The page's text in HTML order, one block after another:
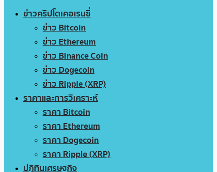
ข่าวคริปโตเคอเรนซี่
ข่าว Bitcoin
ข่าว Ethereum
ข่าว Binance Coin
ข่าว Dogecoin
ข่าว Ripple (XRP)
ราคาและการวิเคราะห์
ราคา Bitcoin
ราคา Ethereum
ราคา Dogecoin
ราคา Ripple (XRP)
ปฏิทินเศรษฐกิจ